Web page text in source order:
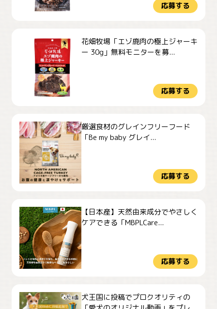
応募する
花畑牧場「エゾ鹿肉の極上ジャーキ
ー 30g」無料モニターを募...
応募する
厳選食材のグレインフリーフード
「Be my baby グレイ...
応募する
【日本産】天然由来成分でやさしく
ケアできる「MBPLCare...
応募する
犬王国に投稿でプロクオリティの